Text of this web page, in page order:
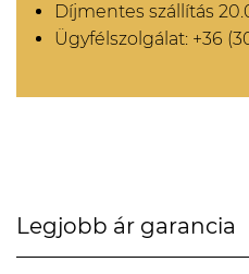
Díjmentes szállítás
Ügyfélszolgálat: +36
Legjobb ár garancia